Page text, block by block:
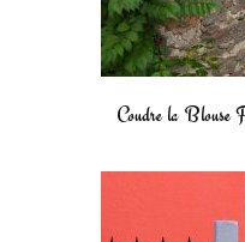
Coudre la Blouse